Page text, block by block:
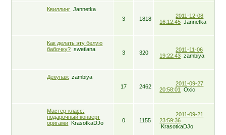
Квиллинг Jannetka
3
1818
2011-12-08
16:12:45 Jannetka
Как делать эту белую
бабочку? swetlana
3 320
2011-11-06
19:22:43 zambiya
Декупаж zambiya
17
2462
2011-09-27
20:58:01
Oxic
Мастер-класс:
подарочный конверт
оригами KrasotkaDJo 0 1155
2011-09-21
23:59:36
KrasotkaDJo